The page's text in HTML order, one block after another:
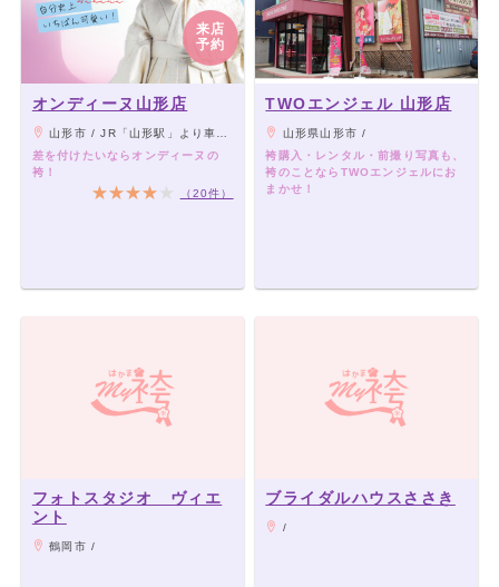
来店
予約
オンディーヌ山形店
山形市 / JR「山形駅」より車13分、千歳山こんにゃくの斜め向かい
差を付けたいならオンディーヌの
袴！
（20件）
TWOエンジェル 山形店
山形県山形市 /
袴購入・レンタル・前撮り写真も、
袴のことならTWOエンジェルにお
まかせ！
フォトスタジオ ヴィエ
ント
鶴岡市 /
ブライダルハウスささき
/